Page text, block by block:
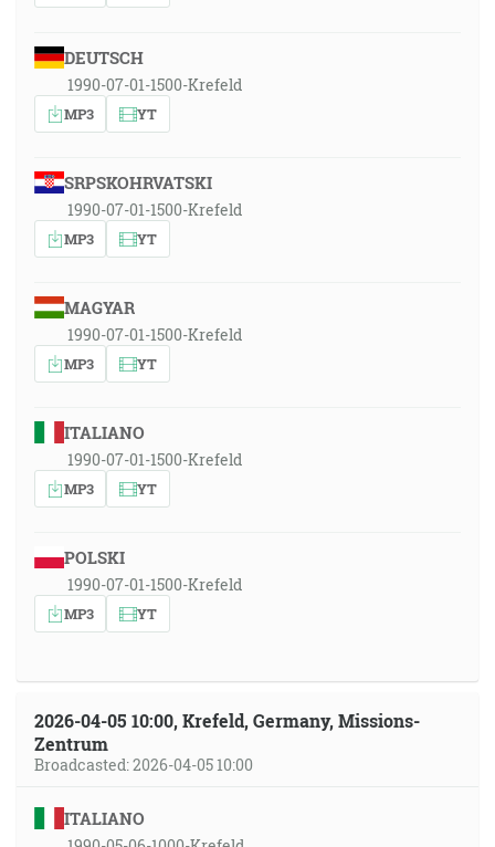
DEUTSCH
1990-07-01-1500-Krefeld
MP3 YT
SRPSKOHRVATSKI
1990-07-01-1500-Krefeld
MP3 YT
MAGYAR
1990-07-01-1500-Krefeld
MP3 YT
ITALIANO
1990-07-01-1500-Krefeld
MP3 YT
POLSKI
1990-07-01-1500-Krefeld
MP3 YT
2026-04-05 10:00, Krefeld, Germany, Missions-
Zentrum
Broadcasted: 2026-04-05 10:00
ITALIANO